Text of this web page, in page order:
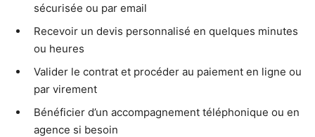
sécurisée ou par email
Recevoir un devis personnalisé en quelques minutes
ou heures
Valider le contrat et procéder au paiement en ligne ou
par virement
Bénéficier d’un accompagnement téléphonique ou en
agence si besoin